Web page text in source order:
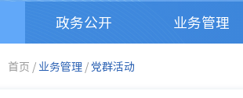
政务公开 业务管理
首页 /业务管理 / 党群活动